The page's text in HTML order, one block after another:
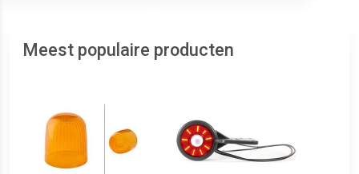
Meest populaire producten